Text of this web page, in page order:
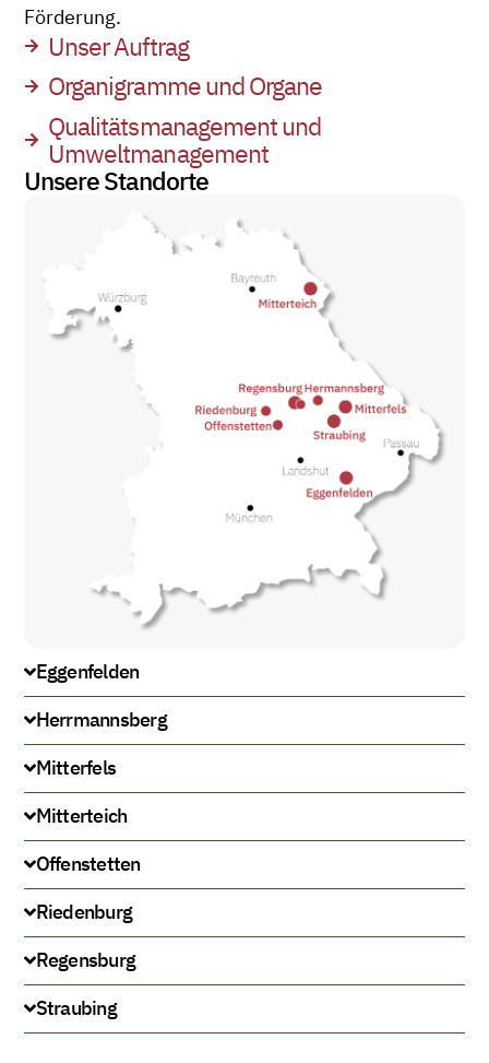
Förderung.
Unser Auftrag
Organigramme und Organe
Qualitätsmanagement und
Umweltmanagement
Unsere Standorte
Eggenfelden
Herrmannsberg
Mitterfels
Mitterteich
Offenstetten
Riedenburg
Regensburg
Straubing